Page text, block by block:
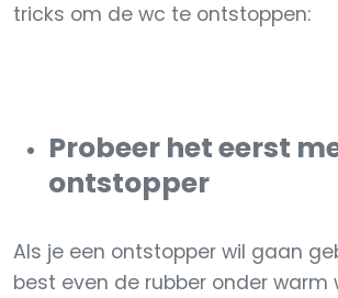
tricks om de wc te ontstoppen:
Probeer het eerst
ontstopper
Als je een ontstopper wil gaan
best even de rubber onder warm